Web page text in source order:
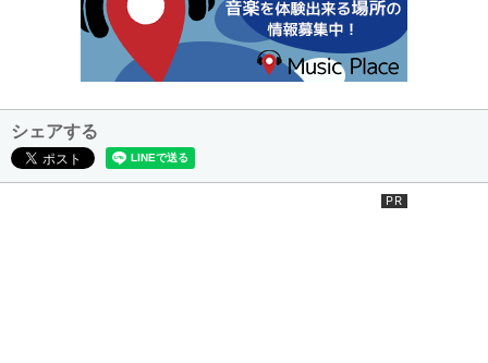
シェアする